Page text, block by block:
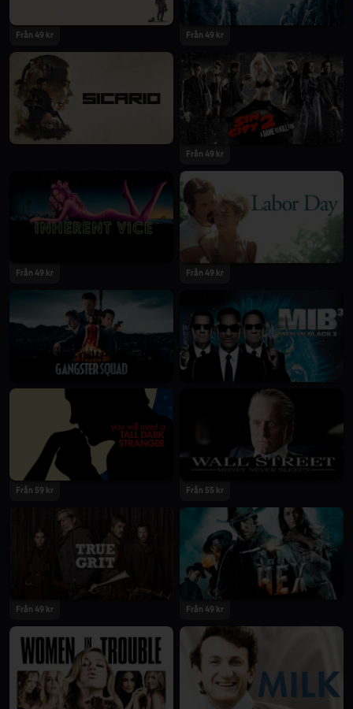
Från 49 kr Från 49 kr
Från 49 kr
Från 49 kr Från 49 kr
Från 59 kr Från 55 kr
Från 49 kr Från 49 kr